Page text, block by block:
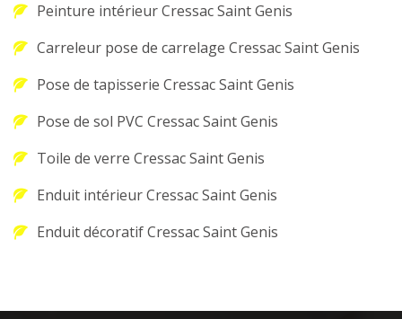
Peinture intérieur Cressac Saint Genis
Carreleur pose de carrelage Cressac Saint Genis
Pose de tapisserie Cressac Saint Genis
Pose de sol PVC Cressac Saint Genis
Toile de verre Cressac Saint Genis
Enduit intérieur Cressac Saint Genis
Enduit décoratif Cressac Saint Genis